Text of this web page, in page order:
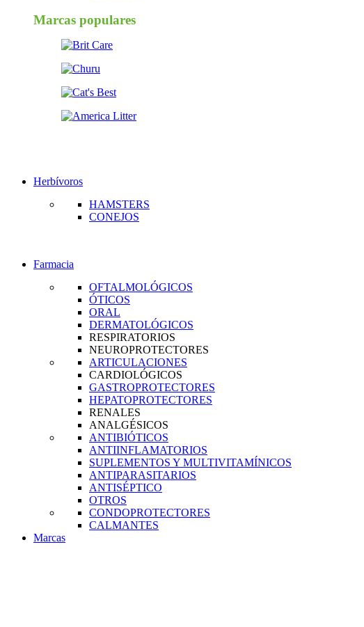
Marcas populares
Herbívoros
HAMSTERS
CONEJOS
Farmacia
OFTALMOLÓGICOS
ÓTICOS
ORAL
DERMATOLÓGICOS
RESPIRATORIOS
NEUROPROTECTORES
ARTICULACIONES
CARDIOLÓGICOS
GASTROPROTECTORES
HEPATOPROTECTORES
RENALES
ANALGÉSICOS
ANTIBIÓTICOS
ANTIINFLAMATORIOS
SUPLEMENTOS Y MULTIVITAMÍNICOS
ANTIPARASITARIOS
ANTISÉPTICO
OTROS
CONDOPROTECTORES
CALMANTES
Marcas